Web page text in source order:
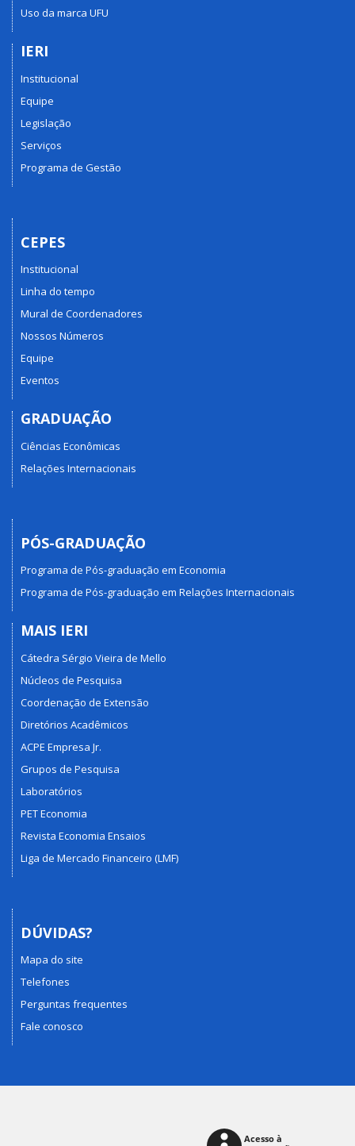
Uso da marca UFU
IERI
Institucional
Equipe
Legislação
Serviços
Programa de Gestão
CEPES
Institucional
Linha do tempo
Mural de Coordenadores
Nossos Números
Equipe
Eventos
GRADUAÇÃO
Ciências Econômicas
Relações Internacionais
PÓS-GRADUAÇÃO
Programa de Pós-graduação em Economia
Programa de Pós-graduação em Relações Internacionais
MAIS IERI
Cátedra Sérgio Vieira de Mello
Núcleos de Pesquisa
Coordenação de Extensão
Diretórios Acadêmicos
ACPE Empresa Jr.
Grupos de Pesquisa
Laboratórios
PET Economia
Revista Economia Ensaios
Liga de Mercado Financeiro (LMF)
DÚVIDAS?
Mapa do site
Telefones
Perguntas frequentes
Fale conosco